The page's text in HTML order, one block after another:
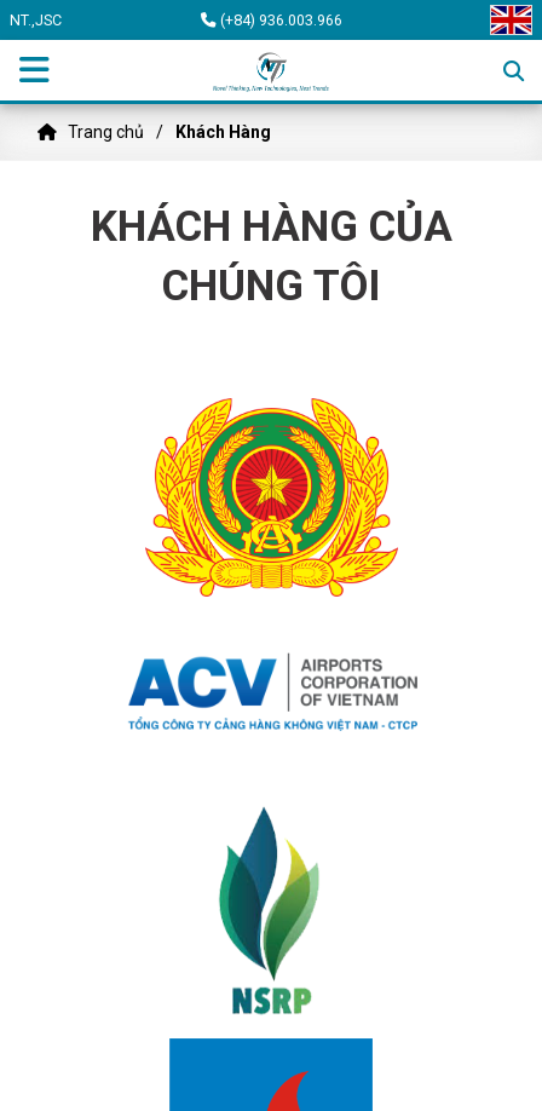
NT.,JSC (+84) 936.003.966
Trang chủ Khách Hàng
KHÁCH HÀNG CỦA
CHÚNG TÔI